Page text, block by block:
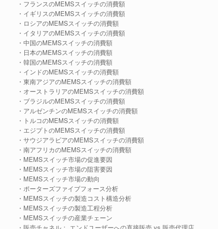
・フランスのMEMSスイッチの消費額
・イギリスのMEMSスイッチの消費額
・ロシアのMEMSスイッチの消費額
・イタリアのMEMSスイッチの消費額
・中国のMEMSスイッチの消費額
・日本のMEMSスイッチの消費額
・韓国のMEMSスイッチの消費額
・インドのMEMSスイッチの消費額
・東南アジアのMEMSスイッチの消費額
・オーストラリアのMEMSスイッチの消費額
・ブラジルのMEMSスイッチの消費額
・アルゼンチンのMEMSスイッチの消費額
・トルコのMEMSスイッチの消費額
・エジプトのMEMSスイッチの消費額
・サウジアラビアのMEMSスイッチの消費額
・南アフリカのMEMSスイッチの消費額
・MEMSスイッチ市場の促進要因
・MEMSスイッチ市場の阻害要因
・MEMSスイッチ市場の動向
・ポーターズファイブフォース分析
・MEMSスイッチの製造コスト構造分析
・MEMSスイッチの製造工程分析
・MEMSスイッチの産業チェーン
・販売チャネル： エンドユーザーへの直接販売 vs 販売代理店